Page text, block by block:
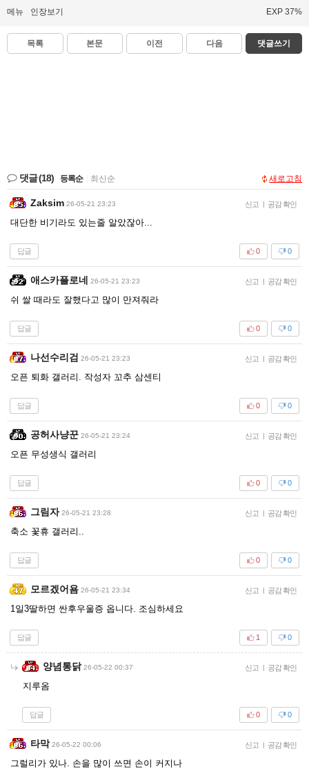
메뉴 인장보기 EXP 37%
목록 본문 이전 다음 댓글쓰기
댓글(18) 등록순 최신순 새로고침
Zaksim 26-05-21 23:23 신고 | 공감 확인
대단한 비기라도 있는줄 알았잖아...
답글 0
0
애스카플로네 26-05-21 23:23 신고 | 공감 확인
쉬 쌀 때라도 잘했다고 많이 만져줘라
답글 0
0
나선수리검 26-05-21 23:23 신고 | 공감 확인
오픈 퇴화 갤러리. 작성자 꼬추 삼센티
답글 0
0
공허사냥꾼 26-05-21 23:24 신고 | 공감 확인
오픈 무성생식 갤러리
답글 0
0
그림자 26-05-21 23:28 신고 | 공감 확인
축소 꽃휴 갤러리..
답글 0
0
모르겠어욤 26-05-21 23:34 신고 | 공감 확인
1일3딸하면 싼후우울증 옵니다. 조심하세요
답글 0
1
양념통닭 26-05-22 00:37 신고 | 공감 확인
지루옴
답글 0
0
타막 26-05-22 00:06 신고 | 공감 확인
그럴리가 있나. 손을 많이 쓰면 손이 커지나